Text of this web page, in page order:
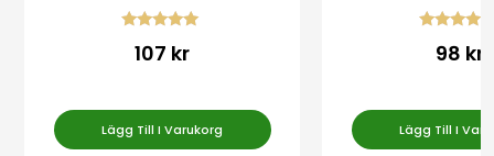
5.00
107 kr
Lägg Till I Varukorg
5.00
98 kr
Lägg Till I